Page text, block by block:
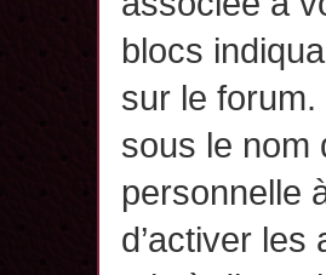
blocs
sur le
sous le nom
personnelle
d’activer